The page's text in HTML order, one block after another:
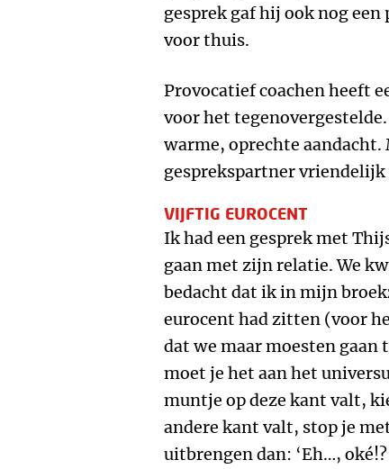
gesprek gaf hij ook nog
voor thuis.
Provocatief coachen heeft
voor het
warme, oprechte
gesprekspartner vriendelijk
VIJFTIG EUROCENT
Ik had een gesprek met
gaan met zijn relatie. We
bedacht dat ik in mijn
eurocent had zitten (voor
dat we maar moesten gaan
moet je het aan het
muntje op deze kant valt,
andere kant valt, stop je
uitbrengen dan: ‘Eh…,